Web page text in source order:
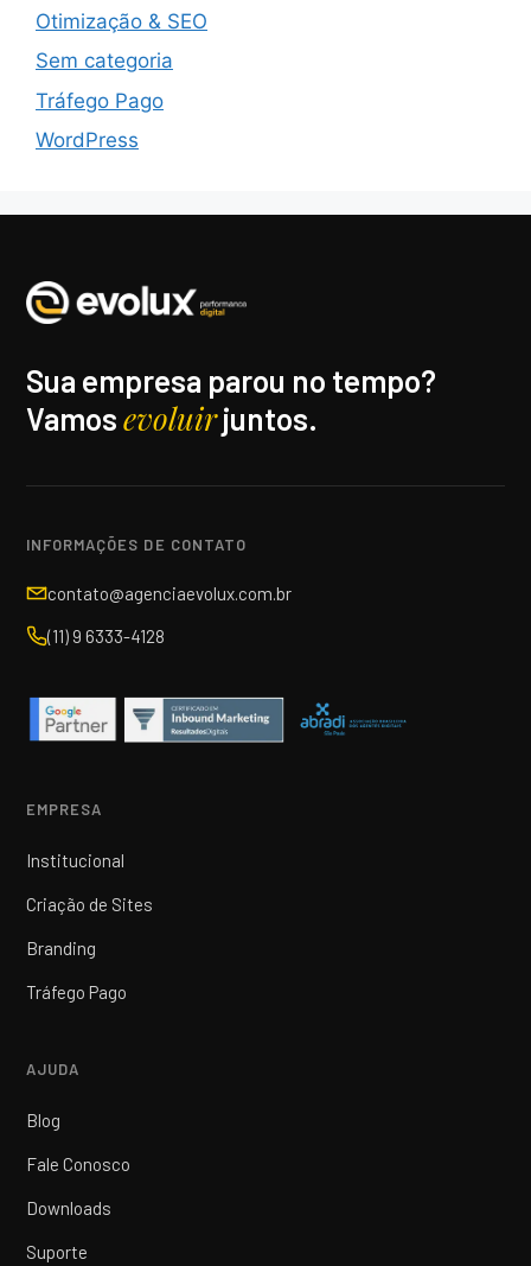
Otimização & SEO
Sem categoria
Tráfego Pago
WordPress
Sua empresa parou no tempo?
Vamosevoluirjuntos.
INFORMAÇÕES DE CONTATO
contato@agenciaevolux.com.br
(11) 9 6333-4128
EMPRESA
Institucional
Criação de Sites
Branding
Tráfego Pago
AJUDA
Blog
Fale Conosco
Downloads
Suporte